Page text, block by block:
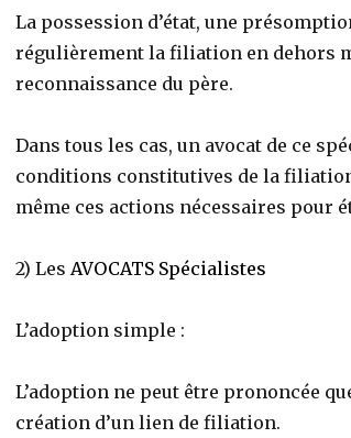
La possession d’état, une
régulièrement la filiation en dehors
reconnaissance du père.
Dans tous les cas, un avocat de ce
conditions constitutives de la
même ces actions nécessaires pour
2) Les AVOCATS Spécialistes
L’adoption simple :
L’adoption ne peut être prononcée
création d’un lien de filiation.